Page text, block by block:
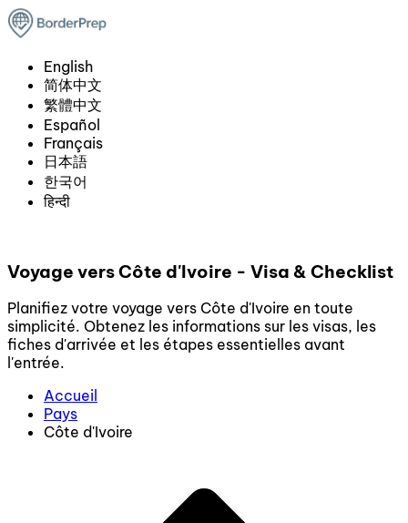
English
简体中文
繁體中文
Español
Français
日本語
한국어
हिन्दी
Voyage vers Côte d'Ivoire - Visa & Checklist
Planifiez votre voyage vers Côte d'Ivoire en toute
simplicité. Obtenez les informations sur les visas, les
fiches d'arrivée et les étapes essentielles avant
l'entrée.
Accueil
Pays
Côte d'Ivoire